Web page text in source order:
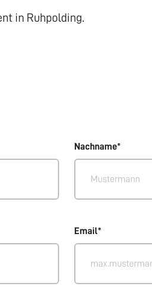
in Ruhpolding.
Nachname*
Email*